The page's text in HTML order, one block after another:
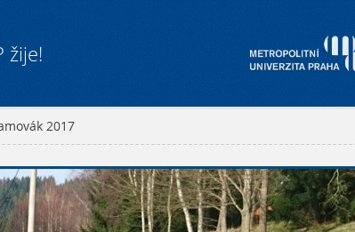
žije!
2017